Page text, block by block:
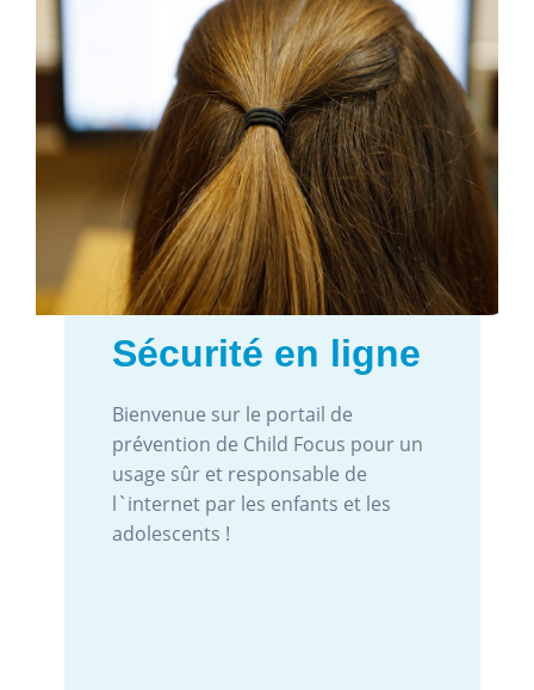
Sécurité en ligne
Bienvenue sur le portail de
prévention de Child Focus pour un
usage sûr et responsable de
l`internet par les enfants et les
adolescents !